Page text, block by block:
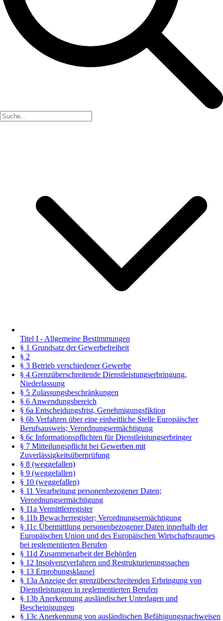
Titel I - Allgemeine Bestimmungen
§ 1 Grundsatz der Gewerbefreiheit
§ 2
§ 3 Betrieb verschiedener Gewerbe
§ 4 Grenzüberschreitende Dienstleistungserbringung,
Niederlassung
§ 5 Zulassungsbeschränkungen
§ 6 Anwendungsbereich
§ 6a Entscheidungsfrist, Genehmigungsfiktion
§ 6b Verfahren über eine einheitliche Stelle Europäischer
Berufsausweis; Verordnungsermächtigung
§ 6c Informationspflichten für Dienstleistungserbringer
§ 7 Mitteilungspflicht bei Gewerben mit
Zuverlässigkeitsüberprüfung
§ 8 (weggefallen)
§ 9 (weggefallen)
§ 10 (weggefallen)
§ 11 Verarbeitung personenbezogener Daten;
Verordnungsermächtigung
§ 11a Vermittlerregister
§ 11b Bewacherregister; Verordnungsermächtigung
§ 11c Übermittlung personenbezogener Daten innerhalb der
Europäischen Union und des Europäischen Wirtschaftsraumes
bei reglementierten Berufen
§ 11d Zusammenarbeit der Behörden
§ 12 Insolvenzverfahren und Restrukturierungssachen
§ 13 Erprobungsklausel
§ 13a Anzeige der grenzüberschreitenden Erbringung von
Dienstleistungen in reglementierten Berufen
§ 13b Anerkennung ausländischer Unterlagen und
Bescheinigungen
§ 13c Anerkennung von ausländischen Befähigungsnachweisen